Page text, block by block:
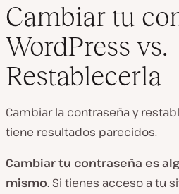
Cambiar tu
WordPress vs.
Restablecerla
Cambiar la contraseña y
tiene resultados parecidos.
Cambiar tu contraseña es
mismo. Si tienes acceso a tu